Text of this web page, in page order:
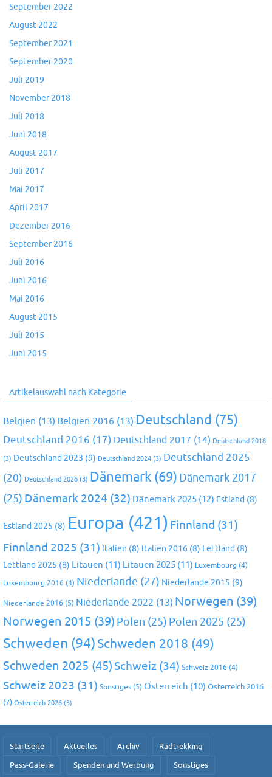
September 2022
August 2022
September 2021
September 2020
Juli 2019
November 2018
Juli 2018
Juni 2018
August 2017
Juli 2017
Mai 2017
April 2017
Dezember 2016
September 2016
Juli 2016
Juni 2016
Mai 2016
August 2015
Juli 2015
Juni 2015
Artikelauswahl nach Kategorie
Belgien (13) Belgien 2016 (13) Deutschland (75)
Deutschland 2016 (17) Deutschland 2017 (14) Deutschland 2018
(3) Deutschland 2023 (9) Deutschland 2024 (3) Deutschland 2025
(20) Deutschland 2026 (3) Dänemark (69) Dänemark 2017
(25) Dänemark 2024 (32) Dänemark 2025 (12) Estland (8)
Estland 2025 (8) Europa (421) Finnland (31)
Finnland 2025 (31) Italien (8) Italien 2016 (8) Lettland (8)
Lettland 2025 (8) Litauen (11) Litauen 2025 (11) Luxembourg (4)
Luxembourg 2016 (4) Niederlande (27) Niederlande 2015 (9)
Niederlande 2016 (5) Niederlande 2022 (13) Norwegen (39)
Norwegen 2015 (39) Polen (25) Polen 2025 (25)
Schweden (94)Schweden 2018 (49)
Schweden 2025 (45)Schweiz (34) Schweiz 2016 (4)
Schweiz 2023 (31) Sonstiges (5) Österreich (10) Österreich 2016
(7) Österreich 2026 (3)
Startseite Aktuelles Archiv
Radtrekking
Pass-Galerie
Spenden und Werbung Sonstiges